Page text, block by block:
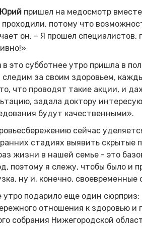
Юрийпришел на медосмотр
потому что
он. – Я прошел
в это субботнее утро пришла в
следим за своим здоровьем,
что проводят такие акции, и
задала доктору
будут качественными».
сейчас
стадиях выявить скрытые
жизни в нашей семье - это
поэтому я слежу, чтобы было и
ну и, конечно, своевременные
утро подарило еще один
отношения к здоровью
собрания Нижегородской